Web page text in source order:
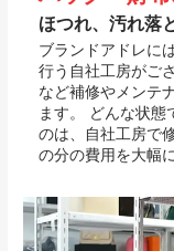
ほつれ、汚れ落
ブランドアドレに
行う自社工房がご
など補修やメンテ
ます。 どんな状態
のは、自社工房で
の分の費用を大幅